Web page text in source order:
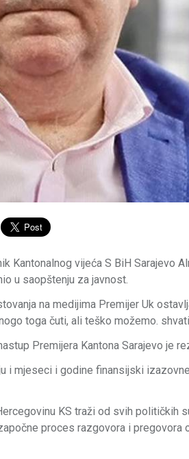
Kantonalnog vijeća S BiH Sarajevo
u saopštenju za javnost.
na medijima Premijer Uk
toga čuti, ali teško možemo.
Premijera Kantona Sarajevo je
i mjeseci i godine finansijski
KS traži od svih političkih
proces razgovora i pregovora